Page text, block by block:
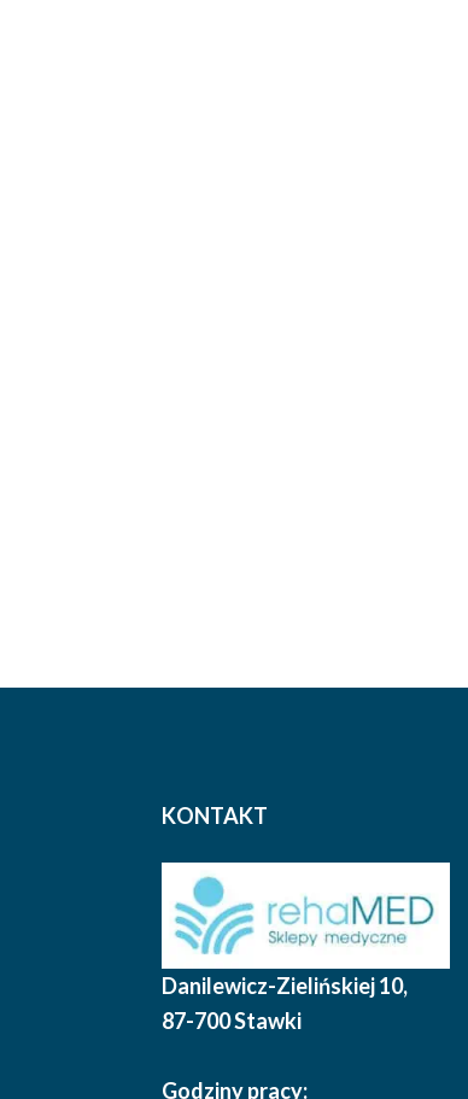
KONTAKT
Danilewicz-Zielińskiej 10,
87-700 Stawki
Godziny pracy: